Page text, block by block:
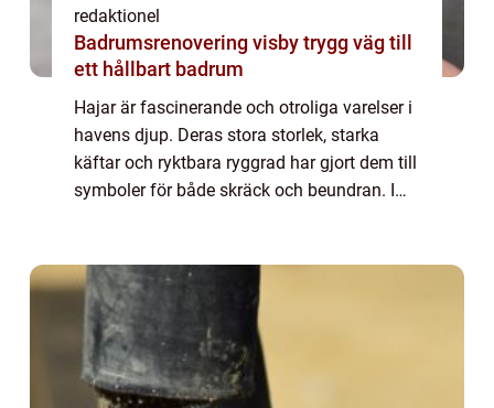
redaktionel
Badrumsrenovering visby trygg väg till
ett hållbart badrum
Hajar är fascinerande och otroliga varelser i
havens djup. Deras stora storlek, starka
käftar och ryktbara ryggrad har gjort dem till
symboler för både skräck och beundran. I